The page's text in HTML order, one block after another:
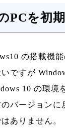
PCを初
の搭載機
いですが
10 の環境
バージョンに
ありません。